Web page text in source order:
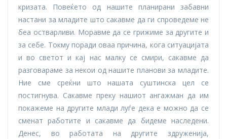
кризата. Повеќето од нашите планирани забавни
настани за младите што сакавме да ги спроведеме не
беа остварливи. Моравме да се грижиме за другите и
за себе. Токму поради оваа причина, кога ситуацијата
и во светот и кај нас малку се смири, сакавме да
разговараме за некои од нашите планови за младите.
Ние сме среќни што нашата суштинска цел се
постигнува. Сакавме преку нашиот ангажман да им
покажеме на другите млади луѓе дека е можно да се
сменат работите и сакавме да бидеме наследени.
Денес, во работата на другите здруженија,